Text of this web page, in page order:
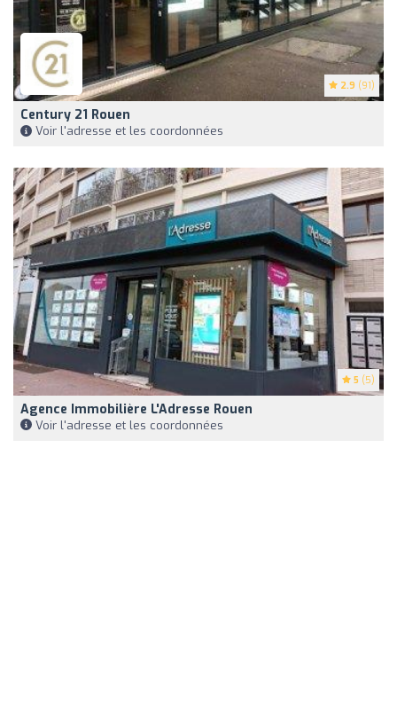
2.9 (91)
Century 21 Rouen
Voir l'adresse et les coordonnées
5 (5)
Agence Immobilière L'Adresse Rouen
Voir l'adresse et les coordonnées